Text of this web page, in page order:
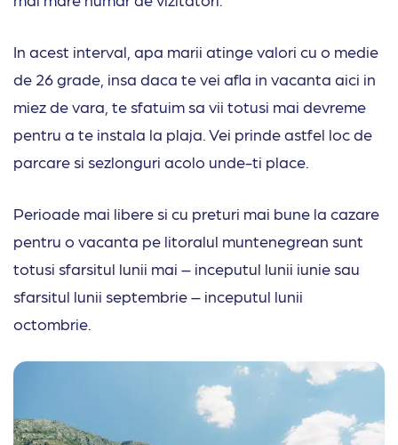
In acest interval, apa marii atinge valori cu o medie
de 26 grade, insa daca te vei afla in vacanta aici in
miez de vara, te sfatuim sa vii totusi mai devreme
pentru a te instala la plaja. Vei prinde astfel loc de
parcare si sezlonguri acolo unde-ti place.
Perioade mai libere si cu preturi mai bune la cazare
pentru o vacanta pe litoralul muntenegrean sunt
totusi sfarsitul lunii mai – inceputul lunii iunie sau
sfarsitul lunii septembrie – inceputul lunii
octombrie.